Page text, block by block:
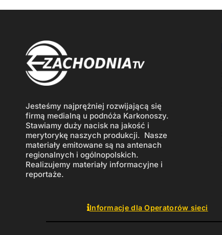
Jesteśmy najprężniej rozwijającą się
firmą medialną u podnóża Karkonoszy.
Stawiamy duży nacisk na jakość i
merytorykę naszych produkcji. Nasze
materiały emitowane są na antenach
regionalnych i ogólnopolskich.
Realizujemy materiały informacyjne i
reportaże.
Informacje dla Operatorów sieci